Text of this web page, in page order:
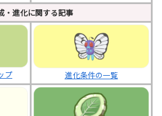
・進化に関する記事
プ 進化条件の一覧